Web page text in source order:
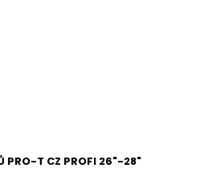
PRO-T CZ PROFI 26"-28"